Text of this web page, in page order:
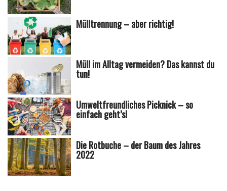
Mülltrennung – aber richtig!
Müll im Alltag vermeiden? Das kannst du
tun!
Umweltfreundliches Picknick – so
einfach geht’s!
Die Rotbuche – der Baum des Jahres
2022